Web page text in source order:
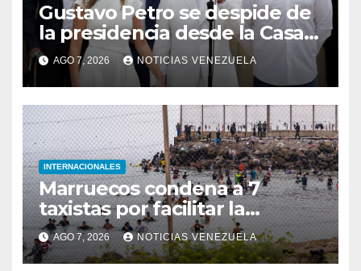
Gustavo Petro se despide de
la presidencia desde la Casa
de Nariño
AGO 7, 2026 NOTICIAS VENEZUELA
INTERNACIONALES
Marruecos condena a 7
taxistas por facilitar la
migración irregular hacia
Ceuta
AGO 7, 2026 NOTICIAS VENEZUELA